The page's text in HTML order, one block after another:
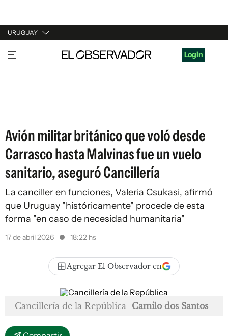
URUGUAY
URUGUAY
ARGENTINA
Login
Avión militar británico que voló desde
Carrasco hasta Malvinas fue un vuelo
sanitario, aseguró Cancillería
La canciller en funciones, Valeria Csukasi, afirmó
que Uruguay "históricamente" procede de esta
forma "en caso de necesidad humanitaria"
17 de abril 2026 18:22 hs
Agregar El Observador en
Cancillería de la República Camilo dos Santos